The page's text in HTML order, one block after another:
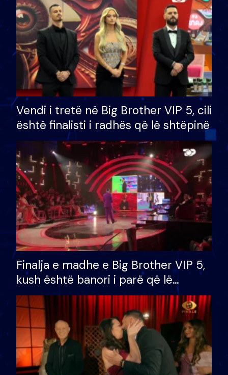
Vendi i tretë në Big Brother VIP 5, cili
është finalisti i radhës që lë shtëpinë
Finalja e madhe e Big Brother VIP 5,
kush është banori i parë që lë
shtëpinë dhe humb mundësinë për
të fituar çmimin e madh